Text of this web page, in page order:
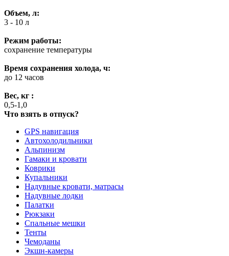
Объем, л:
3 - 10 л
Режим работы:
сохранение температуры
Время сохранения холода, ч:
до 12 часов
Вес, кг :
0,5-1,0
Что взять в отпуск?
GPS навигация
Автохолодильники
Альпинизм
Гамаки и кровати
Коврики
Купальники
Надувные кровати, матрасы
Надувные лодки
Палатки
Рюкзаки
Спальные мешки
Тенты
Чемоданы
Экшн-камеры